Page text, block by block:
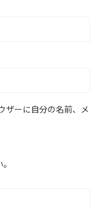
ザーに自分の名前、メ